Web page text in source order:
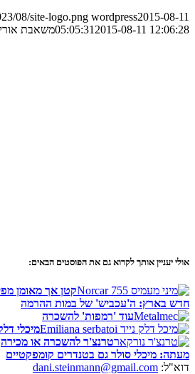
08/site-logo.png wordpress2015-08-11
05:05:31 2015-08-11 12:06:28 משאבת
אולי יעניין אותך לקרוא גם את הפוסטים הבאים:
קטן אך מאומן
חדש בארץ: ה'עכביש' של במות ההרמה
עוד 'רמפות' להשכרה
מיכלי
טרנצ'ר להשכרה או מכירה
מעתה: מיכלי סולר גם בטנדרים קומפקטיים
דוא"ל: dani.steinmann@gmail.com